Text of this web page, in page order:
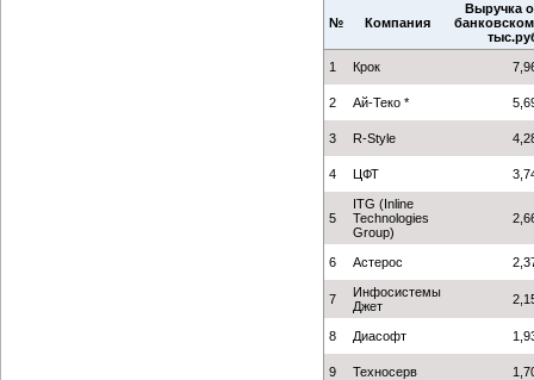
№ Компания
Выручка
банковском
1 Крок
2 Ай-Теко *
3 R-Style
4 ЦФТ
5
ITG (Inline
Technologies
Group)
6 Астерос
7
Инфосистемы
Джет
8 Диасофт
9 Техносерв